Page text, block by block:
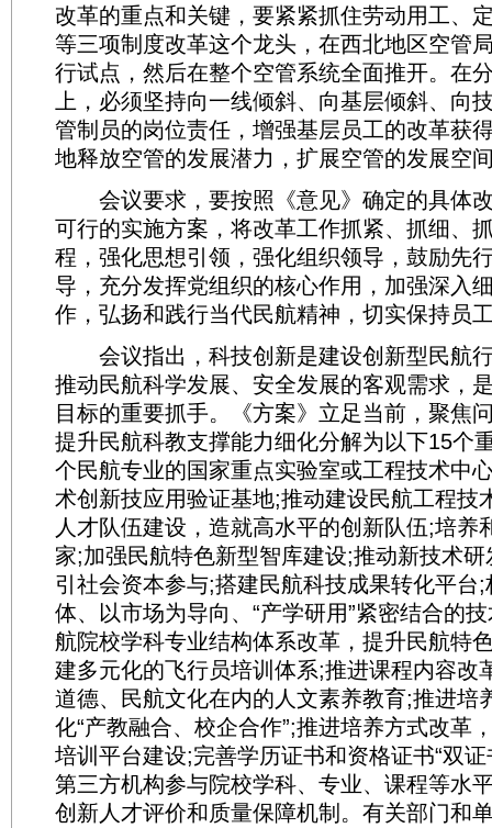
改革的重点和关键，要紧紧抓住劳动用工、
等三项制度改革这个龙头，在西北地区空管
行试点，然后在整个空管系统全面推开。在
上，必须坚持向一线倾斜、向基层倾斜、向
管制员的岗位责任，增强基层员工的改革获
地释放空管的发展潜力，扩展空管的发展空
会议要求，要按照《意见》确定的具体
可行的实施方案，将改革工作抓紧、抓细、
程，强化思想引领，强化组织领导，鼓励先
导，充分发挥党组织的核心作用，加强深入
作，弘扬和践行当代民航精神，切实保持员
会议指出，科技创新是建设创新型民航
推动民航科学发展、安全发展的客观需求，
目标的重要抓手。《方案》立足当前，聚焦
提升民航科教支撑能力细化分解为以下15个
个民航专业的国家重点实验室或工程技术中
术创新技应用验证基地;推动建设民航工程技
人才队伍建设，造就高水平的创新队伍;培养
家;加强民航特色新型智库建设;推动新技术
引社会资本参与;搭建民航科技成果转化平台
体、以市场为导向、“产学研用”紧密结合的
航院校学科专业结构体系改革，提升民航特
建多元化的飞行员培训体系;推进课程内容改
道德、民航文化在内的人文素养教育;推进培
化“产教融合、校企合作”;推进培养方式改革
培训平台建设;完善学历证书和资格证书“双
第三方机构参与院校学科、专业、课程等水
创新人才评价和质量保障机制。有关部门和